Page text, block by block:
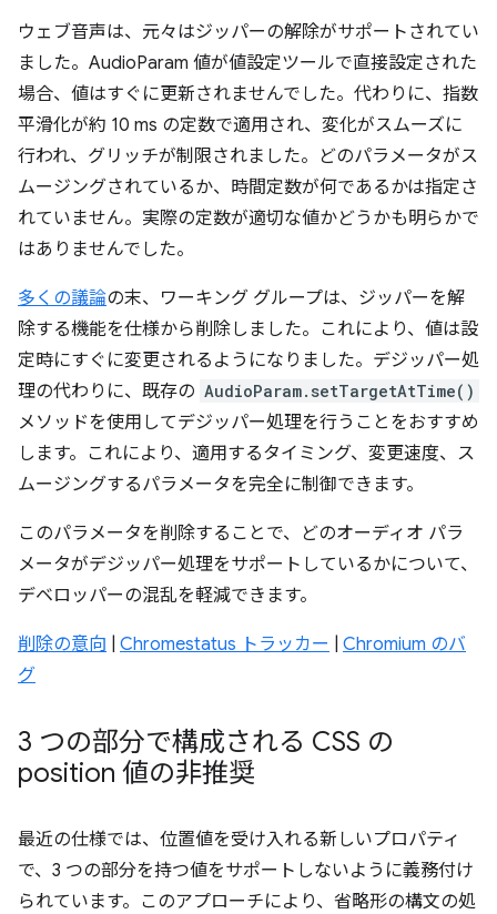
ウェブ音声は、元々はジッパーの解除がサポートされてい
ました。AudioParam 値が値設定ツールで直接設定された
場合、値はすぐに更新されませんでした。代わりに、指数
平滑化が約 10 ms の定数で適用され、変化がスムーズに
行われ、グリッチが制限されました。どのパラメータがス
ムージングされているか、時間定数が何であるかは指定さ
れていません。実際の定数が適切な値かどうかも明らかで
はありませんでした。
多くの議論の末、ワーキング グループは、ジッパーを解
除する機能を仕様から削除しました。これにより、値は設
定時にすぐに変更されるようになりました。デジッパー処
理の代わりに、既存の AudioParam.setTargetAtTime()
メソッドを使用してデジッパー処理を行うことをおすすめ
します。これにより、適用するタイミング、変更速度、ス
ムージングするパラメータを完全に制御できます。
このパラメータを削除することで、どのオーディオ パラ
メータがデジッパー処理をサポートしているかについて、
デベロッパーの混乱を軽減できます。
削除の意向 Chromestatus トラッカー
Chromium のバ
グ
3 つの部分で構成される CSS の
position 値の非推奨
最近の仕様では、位置値を受け入れる新しいプロパティ
で、3 つの部分を持つ値をサポートしないように義務付け
られています。このアプローチにより、省略形の構文の処